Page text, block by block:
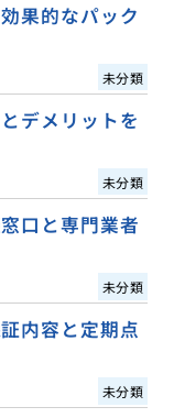
果的なパック
未分類
デメリットを
未分類
口と専門業者
未分類
内容と定期点
未分類